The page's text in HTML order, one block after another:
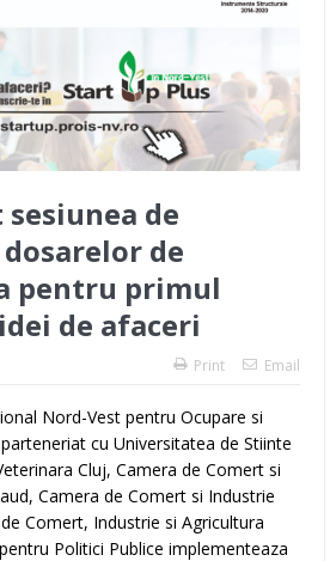
de
de
pentru primul
de afaceri
Print Email
Nord-Vest pentru Ocupare si
cu Universitatea de Stiinte
Cluj, Camera de Comert si
Camera de Comert si Industrie
Comert, Industrie si Agricultura
Politici Publice implementeaza